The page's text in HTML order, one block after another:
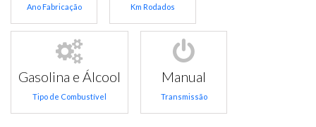
Ano Fabricação Km Rodados
Gasolina e Álcool
Tipo de Combustível
Manual
Transmissão